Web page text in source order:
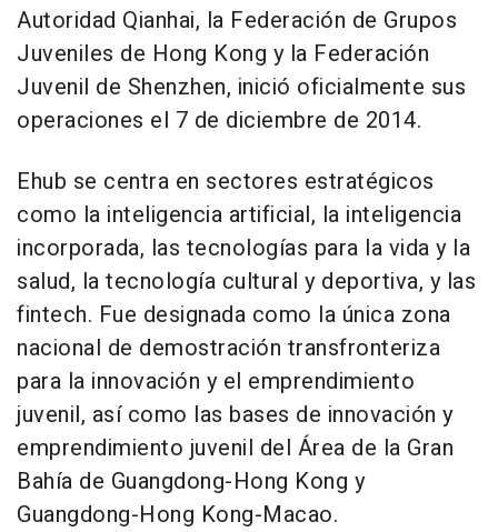
Autoridad Qianhai, la Federación de Grupos
Juveniles de Hong Kong y la Federación
Juvenil de Shenzhen, inició oficialmente sus
operaciones el 7 de diciembre de 2014.
Ehub se centra en sectores estratégicos
como la inteligencia artificial, la inteligencia
incorporada, las tecnologías para la vida y la
salud, la tecnología cultural y deportiva, y las
fintech. Fue designada como la única zona
nacional de demostración transfronteriza
para la innovación y el emprendimiento
juvenil, así como las bases de innovación y
emprendimiento juvenil del Área de la Gran
Bahía de Guangdong-Hong Kong y
Guangdong-Hong Kong-Macao.